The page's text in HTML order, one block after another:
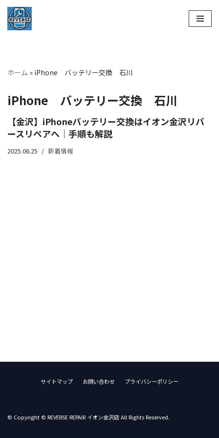
コ
ツ
ス
ッ
プ
ホーム » iPhone バッテリー交換 石川
iPhone バッテリー交換 石川
【金沢】iPhoneバッテリー交換はイオン金沢リバ
ースリペアへ｜手順も解説
2025.06.25 新着情報
サイトマップ お問い合わせ プライバシーポリシー
© Copyright © REVERSE REPAIR イオン金沢店 All Rights Reserved.